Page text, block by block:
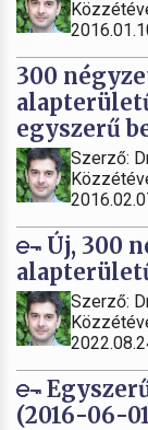
300
egyszerű
Szerző:
Új, 300
Szerző:
(2016-06-